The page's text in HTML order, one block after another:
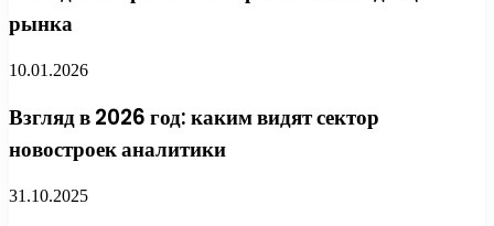
рынка
10.01.2026
Взгляд в 2026 год: каким видят сектор
новостроек аналитики
31.10.2025